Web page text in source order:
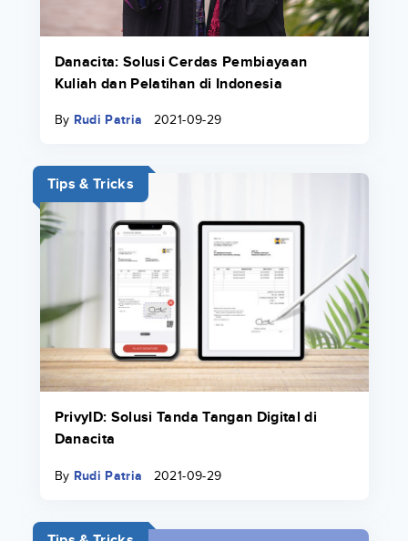
Danacita: Solusi Cerdas Pembiayaan
Kuliah dan Pelatihan di Indonesia
By Rudi Patria 2021-09-29
Tips & Tricks
PrivyID: Solusi Tanda Tangan Digital di
Danacita
By Rudi Patria 2021-09-29